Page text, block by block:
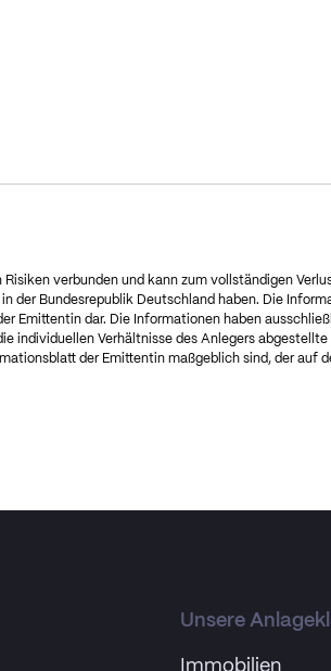
Risiken verbunden und kann zum vollständigen
der Bundesrepublik Deutschland haben. Die
Emittentin dar. Die Informationen haben
individuellen Verhältnisse des Anlegers
der Emittentin maßgeblich sind, der auf
Unsere
Immobilien